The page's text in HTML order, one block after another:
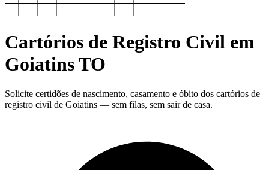
Cartórios de Registro Civil em
GoiatinsTO
Solicite certidões de nascimento, casamento e óbito dos cartórios de
registro civil de Goiatins — sem filas, sem sair de casa.